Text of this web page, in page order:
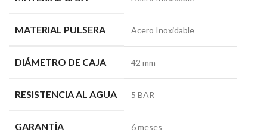
MATERIAL PULSERA Acero Inoxidable
DIÁMETRO DE CAJA 42 mm
RESISTENCIA AL AGUA 5 BAR
GARANTÍA 6 meses